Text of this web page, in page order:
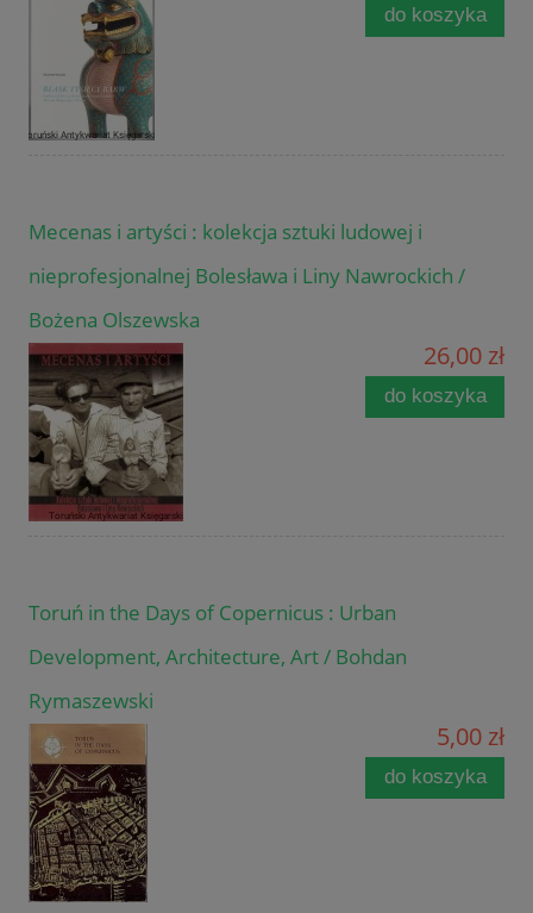
do koszyka
Mecenas i artyści : kolekcja sztuki ludowej i
nieprofesjonalnej Bolesława i Liny Nawrockich /
Bożena Olszewska
26,00 zł
do koszyka
Toruń in the Days of Copernicus : Urban
Development, Architecture, Art / Bohdan
Rymaszewski
5,00 zł
do koszyka